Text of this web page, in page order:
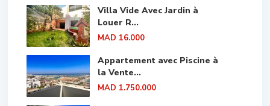
Villa Vide Avec Jardin à
Louer R...
MAD 16.000
Appartement avec Piscine à
la Vente...
MAD 1.750.000